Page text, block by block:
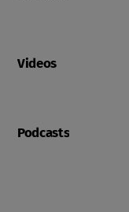
Videos
Podcasts